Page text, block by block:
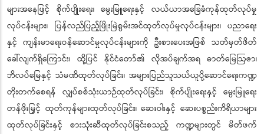
များအနေဖြင့် စိုက်ပျိုးရေး၊ မွေးမြူရေးနှင့် လယ်ယာအခြေခံကုန်ထုတ်လုပ်မှု
လုပ်ငန်းများ၊ ပြန်လည်ပြည့်ဖြိုးမြဲစွမ်းအင်ထုတ်လုပ်မှုလုပ်ငန်းများ၊ ပညာရေး
နှင့် ကျန်းမာရေးဝန်ဆောင်မှုလုပ်ငန်းများကို ဦးစားပေးအဖြစ် သတ်မှတ်ဖိတ်
ခေါ်လျက်ရှိကြောင်း၊ ထို့ပြင် နိုင်ငံတော်၏ လိုအပ်ချက်အရ ဓာတ်မြေဩဇာ၊
ဘိလပ်မြေနှင့် သံမဏိထုတ်လုပ်ခြင်း၊ အများပြည်သူသယ်ယူပို့ဆောင်ရေးကဏ္ဍ
တိုးတက်စေရန် လျှပ်စစ်သုံးယာဉ်ထုတ်လုပ်ခြင်း၊ စိုက်ပျိုးရေးနှင့် မွေးမြူရေး
တန်ဖိုးမြှင့် ထုတ်ကုန်များထုတ်လုပ်ခြင်း၊ ဆေးဝါးနှင့် ဆေးပစ္စည်းကိရိယာများ
ထုတ်လုပ်ခြင်းနှင့် စားသုံးဆီထုတ်လုပ်ခြင်းစသည့် ကဏ္ဍများတွင် မိတ်ဖက်